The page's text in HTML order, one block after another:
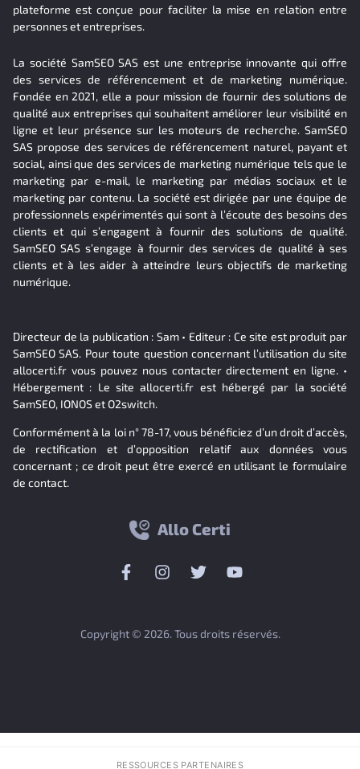
plateforme est conçue pour faciliter la mise en relation entre
personnes et entreprises.
La société SamSEO SAS est une entreprise innovante qui offre
des services de référencement et de marketing numérique.
Fondée en 2021, elle a pour mission de fournir des solutions de
qualité aux entreprises qui souhaitent améliorer leur visibilité en
ligne et leur présence sur les moteurs de recherche. SamSEO
SAS propose des services de référencement naturel, payant et
social, ainsi que des services de marketing numérique tels que le
marketing par e-mail, le marketing par médias sociaux et le
marketing par contenu. La société est dirigée par une équipe de
professionnels expérimentés qui sont à l’écoute des besoins des
clients et qui s’engagent à fournir des solutions de qualité.
SamSEO SAS s’engage à fournir des services de qualité à ses
clients et à les aider à atteindre leurs objectifs de marketing
numérique.
Directeur de la publication : Sam • Editeur : Ce site est produit par
SamSEO SAS. Pour toute question concernant l’utilisation du site
allocerti.fr vous pouvez nous contacter directement en ligne. •
Hébergement : Le site allocerti.fr est hébergé par la société
SamSEO, IONOS et O2switch.
Conformément à la loi n° 78-17, vous bénéficiez d’un droit d’accès,
de rectification et d’opposition relatif aux données vous
concernant ; ce droit peut être exercé en utilisant le formulaire
de contact.
Allo Certi
Copyright © 2026. Tous droits réservés.
RESSOURCES PARTENAIRES